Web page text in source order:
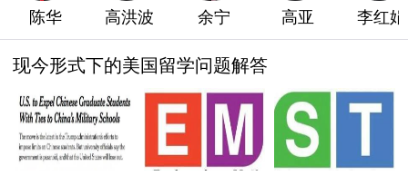
陈华 高洪波 余宁 高亚 李红娟
现今形式下的美国留学问题解答